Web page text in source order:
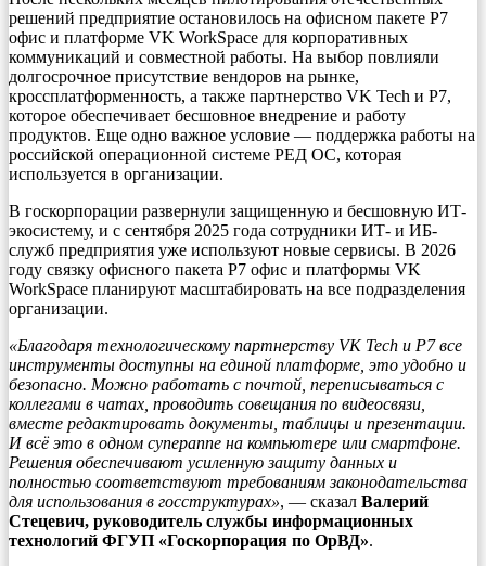
решений предприятие остановилось на офисном пакете Р7
офис и платформе VK WorkSpace для корпоративных
коммуникаций и совместной работы. На выбор повлияли
долгосрочное присутствие вендоров на рынке,
кроссплатформенность, а также партнерство VK Tech и Р7,
которое обеспечивает бесшовное внедрение и работу
продуктов. Еще одно важное условие — поддержка работы на
российской операционной системе РЕД ОС, которая
используется в организации.
В госкорпорации развернули защищенную и бесшовную ИТ-
экосистему, и с сентября 2025 года сотрудники ИТ- и ИБ-
служб предприятия уже используют новые сервисы. В 2026
году связку офисного пакета Р7 офис и платформы VK
WorkSpace планируют масштабировать на все подразделения
организации.
«Благодаря технологическому партнерству VK Tech и Р7 все
инструменты доступны на единой платформе, это удобно и
безопасно. Можно работать с почтой, переписываться с
коллегами в чатах, проводить совещания по видеосвязи,
вместе редактировать документы, таблицы и презентации.
И всё это в одном супераппе на компьютере или смартфоне.
Решения обеспечивают усиленную защиту данных и
полностью соответствуют требованиям законодательства
для использования в госструктурах», — сказал Валерий
Стецевич, руководитель службы информационных
технологий ФГУП «Госкорпорация по ОрВД».